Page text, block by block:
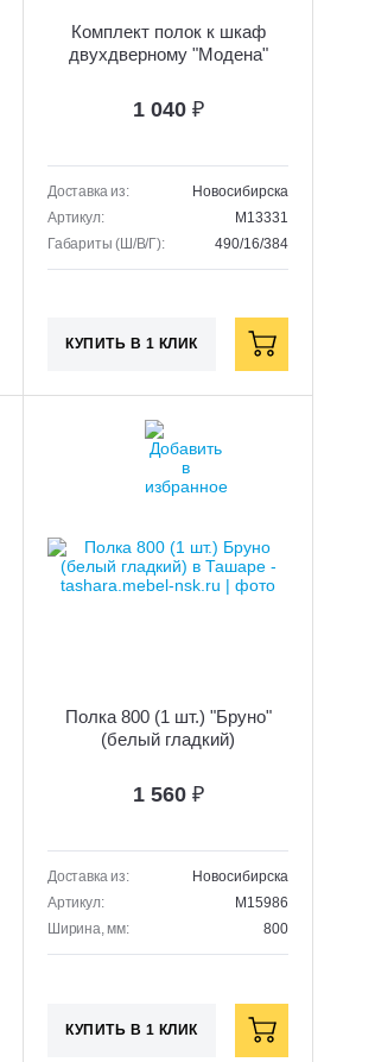
Комплект полок к шкаф
двухдверному "Модена"
1 040 ₽
Доставка из:
Новосибирска
Артикул:
M13331
Габариты (Ш/В/Г):
490/16/384
КУПИТЬ В 1 КЛИК
Полка 800 (1 шт.) "Бруно"
(белый гладкий)
1 560 ₽
Доставка из:
Новосибирска
Артикул:
M15986
Ширина, мм:
800
КУПИТЬ В 1 КЛИК